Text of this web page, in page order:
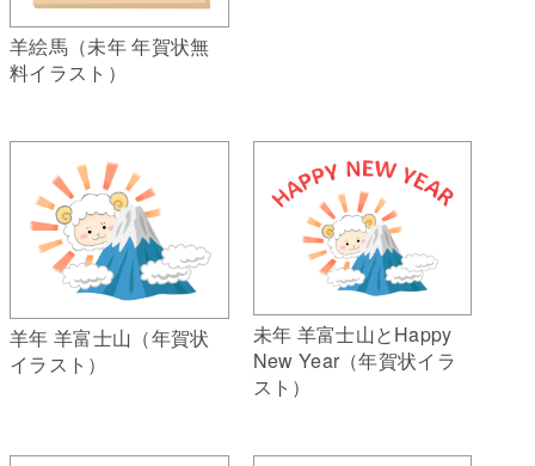
羊絵馬（未年 年賀状無
料イラスト）
羊年 羊富士山（年賀状
イラスト）
未年 羊富士山とHappy
New Year（年賀状イラ
スト）